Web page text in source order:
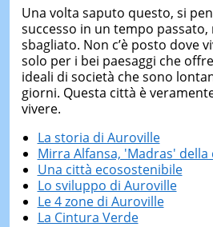
Una volta saputo questo, si
successo in un tempo
sbagliato. Non c’è posto dove
solo per i bei paesaggi che
ideali di società che sono
giorni. Questa città è
vivere.
La storia di Auroville
Mirra Alfansa, 'Madras' della
Una città ecosostenibile
Lo sviluppo di Auroville
Le 4 zone di Auroville
La Cintura Verde